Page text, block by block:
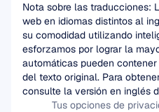
Nota sobre las traducciones:
web en idiomas distintos al
su comodidad utilizando
esforzamos por lograr la
automáticas pueden
del texto original. Para
consulte la versión en inglés
Tus opciones de